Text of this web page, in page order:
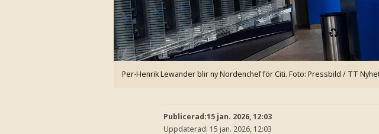
Per-Henrik Lewander blir ny Nordenchef för Citi. Foto: Pressbild / TT
Publicerad:15 jan. 2026, 12:03
Uppdaterad: 15 jan. 2026, 12:03